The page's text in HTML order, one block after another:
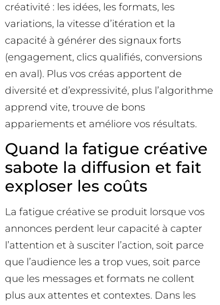
créativité : les idées, les formats, les
variations, la vitesse d’itération et la
capacité à générer des signaux forts
(engagement, clics qualifiés, conversions
en aval). Plus vos créas apportent de
diversité et d’expressivité, plus l’algorithme
apprend vite, trouve de bons
appariements et améliore vos résultats.
Quand la fatigue créative
sabote la diffusion et fait
exploser les coûts
La fatigue créative se produit lorsque vos
annonces perdent leur capacité à capter
l’attention et à susciter l’action, soit parce
que l’audience les a trop vues, soit parce
que les messages et formats ne collent
plus aux attentes et contextes. Dans les